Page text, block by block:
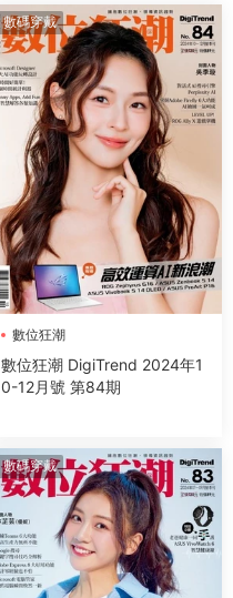
數碼穿戴
數位狂潮
數位狂潮 DigiTrend 2024年1
0-12月號 第84期
數碼穿戴